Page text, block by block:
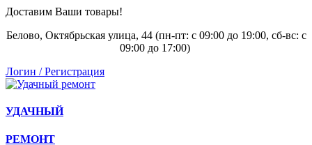
Доставим Ваши товары!
Белово, Октябрьская улица, 44 (пн-пт: с 09:00 до 19:00, сб-вс: с
09:00 до 17:00)
Логин / Регистрация
УДАЧНЫЙ
РЕМОНТ